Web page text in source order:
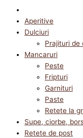
Aperitive
Dulciuri
Prajituri de
Mancaruri
Peste
Fripturi
Garnituri
Paste
Retete la
Supe, ciorbe,
Retete de post